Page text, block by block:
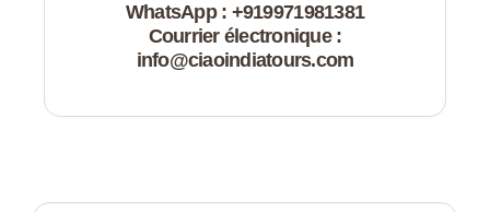
WhatsApp : +919971981381
Courrier électronique :
info@ciaoindiatours.com